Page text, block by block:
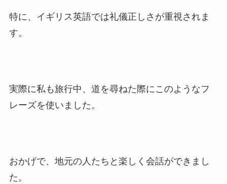
特に、イギリス英語では礼儀正しさが重視されま
す。
実際に私も旅行中、道を尋ねた際にこのようなフ
レーズを使いました。
おかげで、地元の人たちと楽しく会話ができまし
た。